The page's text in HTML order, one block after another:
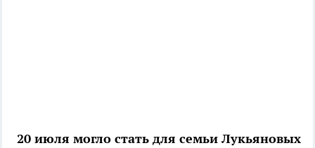
20 июля могло стать для семьи Лукьяновых